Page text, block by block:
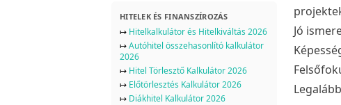
Jó
HITELEK ÉS FINANSZÍROZÁS
↦ Hitelkalkulátor és Hitelkiváltás 2026
↦Autóhitel összehasonlító kalkulátor
2026
↦ Hitel Törlesztő Kalkulátor 2026
↦ Előtörlesztés Kalkulátor 2026
↦ Diákhitel Kalkulátor 2026